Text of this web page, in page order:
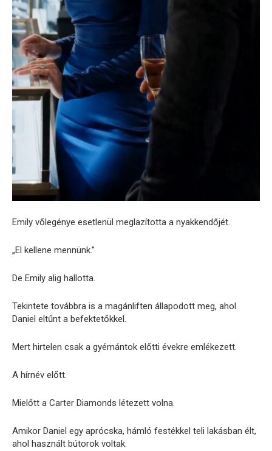
Emily vőlegénye esetlenül meglazította a nyakkendőjét.
„El kellene mennünk.”
De Emily alig hallotta.
Tekintete továbbra is a magánliften állapodott meg, ahol
Daniel eltűnt a befektetőkkel.
Mert hirtelen csak a gyémántok előtti évekre emlékezett.
A hírnév előtt.
Mielőtt a Carter Diamonds létezett volna.
Amikor Daniel egy aprócska, hámló festékkel teli lakásban élt,
ahol használt bútorok voltak.